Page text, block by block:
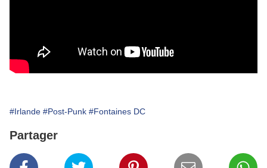
#Irlande #Post-Punk #Fontaines DC
Partager